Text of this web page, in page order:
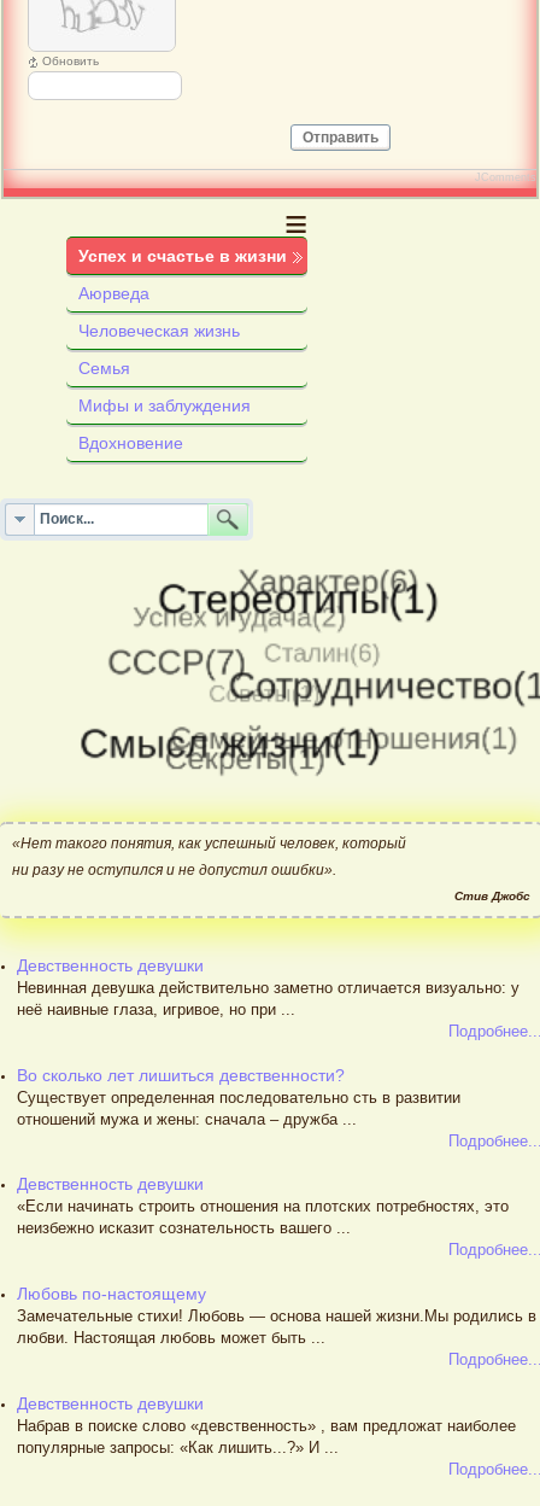
Обновить
Отправить
JComments
≡
Успех и счастье в жизни
Аюрведа
Человеческая жизнь
Семья
Мифы и заблуждения
Вдохновение
«Нет такого понятия, как успешный человек, который
ни разу не оступился и не допустил ошибки».
Стив Джобс
Девственность девушки
Невинная девушка действительно заметно отличается визуально: у
неё наивные глаза, игривое, но при ...
Во сколько лет лишиться девственности?
Существует определенная последовательно сть в развитии
отношений мужа и жены: сначала – дружба ...
Девственность девушки
«Если начинать строить отношения на плотских потребностях, это
неизбежно исказит сознательность вашего ...
Любовь по-настоящему
Замечательные стихи! Любовь — основа нашей жизни.Мы родились в
любви. Настоящая любовь может быть ...
Девственность девушки
Набрав в поиске слово «девственность» , вам предложат наиболее
популярные запросы: «Как лишить...?» И ...